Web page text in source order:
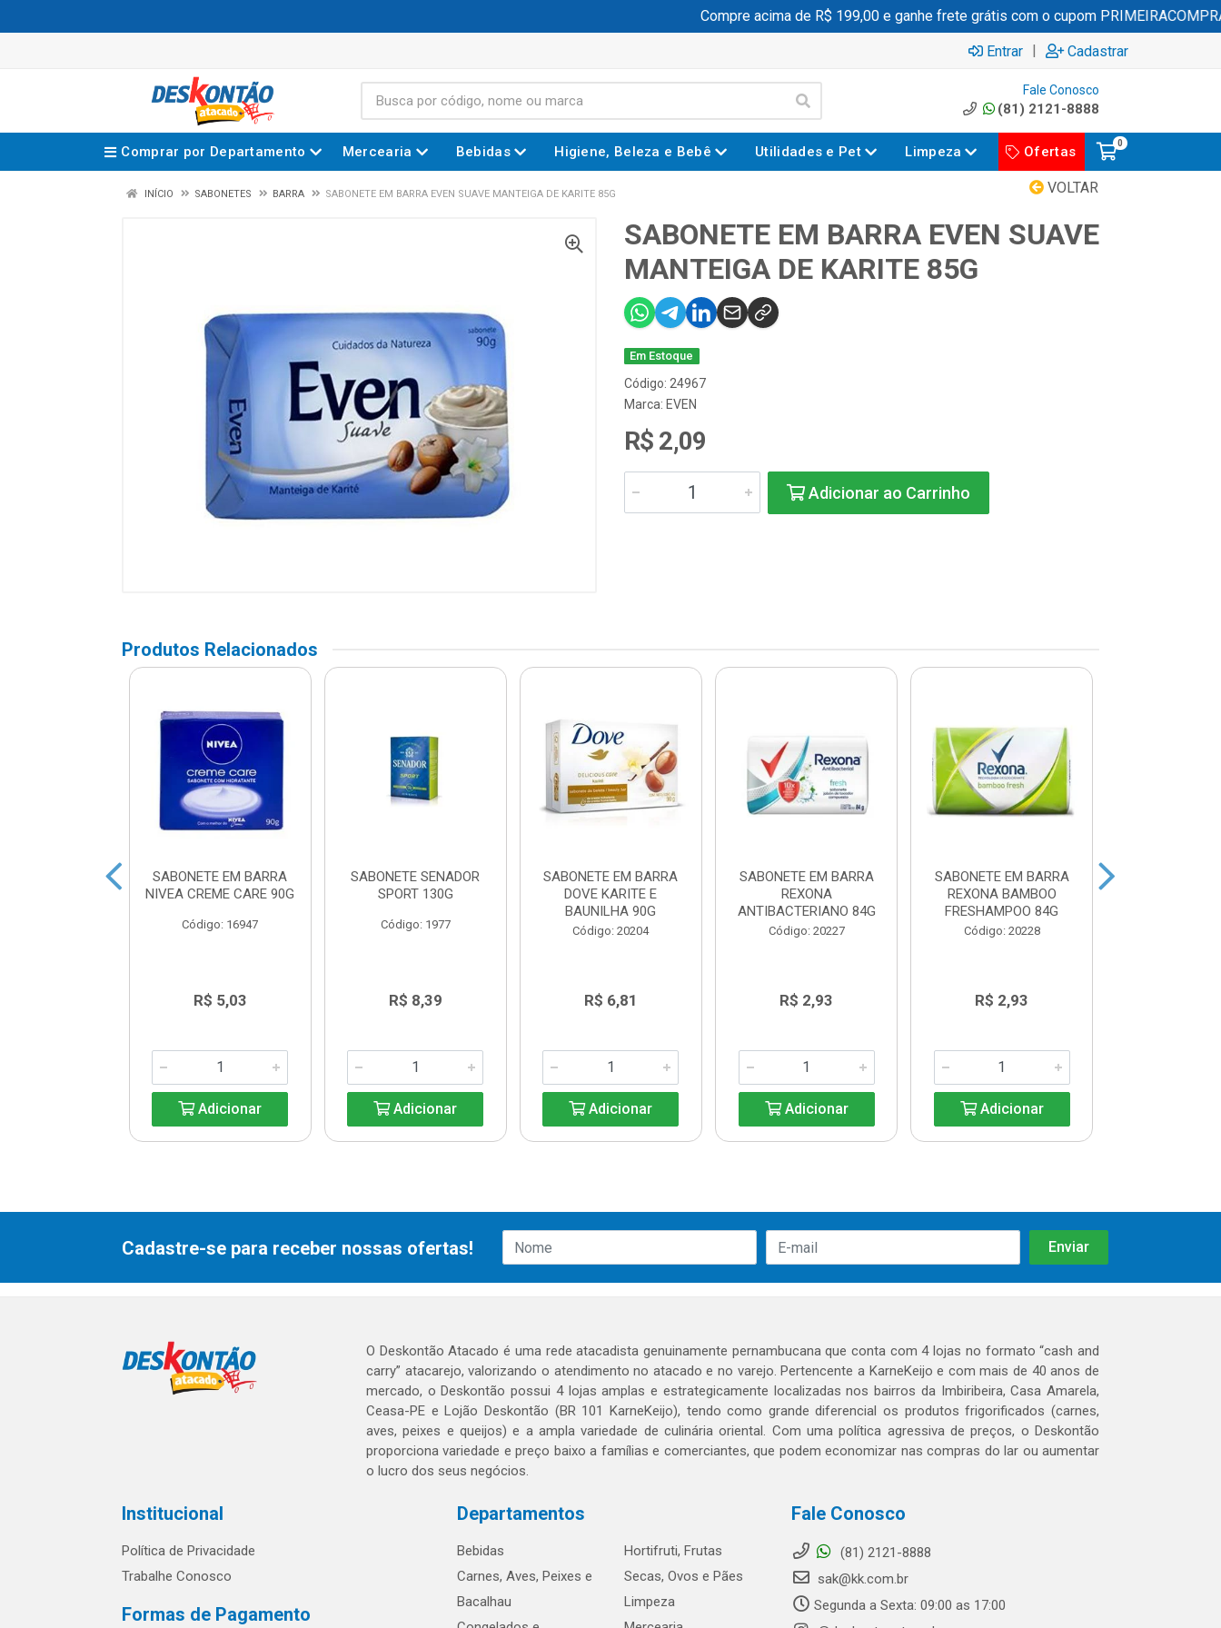
Compre acima de R$ 199,00 e ganhe frete grátis com o cupom PRIMEIRACOMPRA
Entrar | Cadastrar
Fale Conosco
(81) 2121-8888
Comprar por Departamento Mercearia Bebidas Higiene, Beleza e Bebê Utilidades e Pet Limpeza Ofertas
0
VOLTAR
INÍCIO SABONETES BARRA SABONETE EM BARRA EVEN SUAVE MANTEIGA DE KARITE 85G
SABONETE EM BARRA EVEN SUAVE
MANTEIGA DE KARITE 85G
Em Estoque
Código: 24967
Marca: EVEN
R$ 2,09
Adicionar ao Carrinho
Produtos Relacionados
SABONETE EM BARRA
NIVEA CREME CARE 90G
Código: 16947
R$ 5,03
Adicionar
SABONETE SENADOR
SPORT 130G
Código: 1977
R$ 8,39
Adicionar
SABONETE EM BARRA
DOVE KARITE E
BAUNILHA 90G
Código: 20204
R$ 6,81
Adicionar
SABONETE EM BARRA
REXONA
ANTIBACTERIANO 84G
Código: 20227
R$ 2,93
Adicionar
SABONETE EM BARRA
REXONA BAMBOO
FRESHAMPOO 84G
Código: 20228
R$ 2,93
Adicionar
Cadastre-se para receber nossas ofertas!
O Deskontão Atacado é uma rede atacadista genuinamente pernambucana que conta com 4 lojas no formato “cash and
carry” atacarejo, valorizando o atendimento no atacado e no varejo. Pertencente a KarneKeijo e com mais de 40 anos de
mercado, o Deskontão possui 4 lojas amplas e estrategicamente localizadas nos bairros da Imbiribeira, Casa Amarela,
Ceasa-PE e Lojão Deskontão (BR 101 KarneKeijo), tendo como grande diferencial os produtos frigorificados (carnes,
aves, peixes e queijos) e a ampla variedade de culinária oriental. Com uma política agressiva de preços, o Deskontão
proporciona variedade e preço baixo a famílias e comerciantes, que podem economizar nas compras do lar ou aumentar
o lucro dos seus negócios.
Institucional
Política de Privacidade
Trabalhe Conosco
Formas de Pagamento
Departamentos
Bebidas
Carnes, Aves, Peixes e
Bacalhau
Hortifruti, Frutas
Secas, Ovos e Pães
Limpeza
Fale Conosco
(81) 2121-8888
sak@kk.com.br
Segunda a Sexta: 09:00 as 17:00